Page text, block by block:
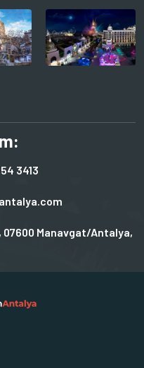
3413
07600 Manavgat/Antalya,